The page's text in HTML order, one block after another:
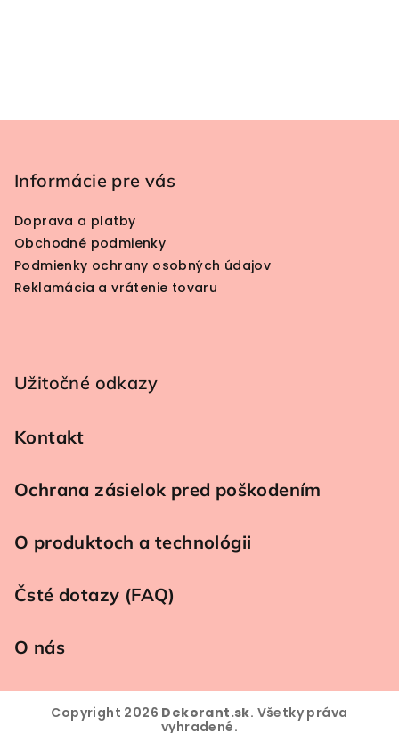
Informácie pre vás
Doprava a platby
Obchodné podmienky
Podmienky ochrany osobných údajov
Reklamácia a vrátenie tovaru
Užitočné odkazy
Kontakt
Ochrana zásielok pred poškodením
O produktoch a technológii
Čsté dotazy (FAQ)
O nás
Copyright 2026 Dekorant.sk. Všetky práva
vyhradené.